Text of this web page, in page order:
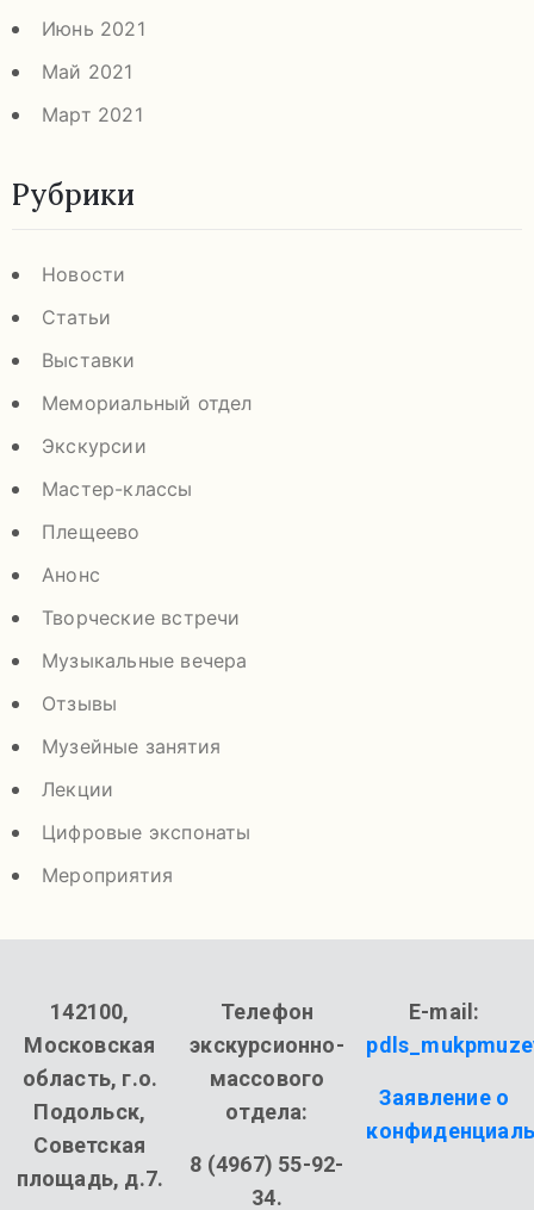
Июнь 2021
Май 2021
Март 2021
Рубрики
Новости
Статьи
Выставки
Мемориальный отдел
Экскурсии
Мастер-классы
Плещеево
Анонс
Творческие встречи
Музыкальные вечера
Отзывы
Музейные занятия
Лекции
Цифровые экспонаты
Мероприятия
142100,
Московская
область, г.о.
Подольск,
Советская
площадь, д.7.
Телефон
экскурсионно-
массового
отдела:
8 (4967) 55-92-
34.
E-mail:
Заявление о